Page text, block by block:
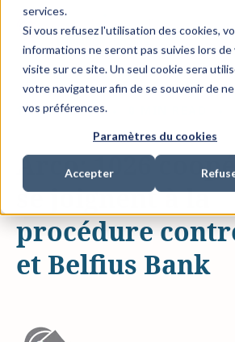
services.
Si vous refusez l'utilisation des cookies,
informations ne seront pas suivies lors
visite sur ce site. Un seul cookie sera
votre navigateur afin de se souvenir de
vos préférences.
Paramètres du cookies
Accepter
19 DÉC. 2014
Arco: 1026
se joignent à la
procédure
et Belfius Bank